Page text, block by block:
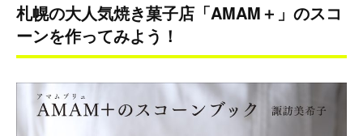
札幌の大人気焼き菓子店「AMAM＋」のスコ
ーンを作ってみよう！